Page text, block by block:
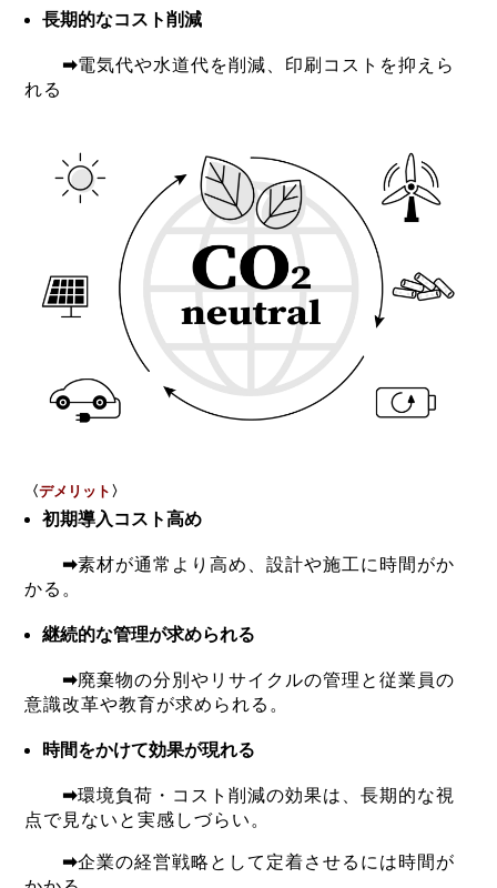
長期的なコスト削減
➡電気代や水道代を削減、印刷コストを抑えら
れる
〈デメリット 〉
初期導入コスト高め
➡素材が通常より高め、設計や施工に時間がか
かる。
継続的な管理が求められる
➡廃棄物の分別やリサイクルの管理と従業員の
意識改革や教育が求められる。
時間をかけて効果が現れる
➡環境負荷・コスト削減の効果は、長期的な視
点で見ないと実感しづらい。
➡企業の経営戦略として定着させるには時間が